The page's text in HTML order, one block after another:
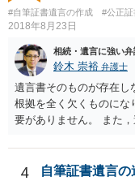
#自筆証書遺言の作成 #公正
2018年8月23日
相続・遺言に強い弁
鈴木 崇裕 弁護士
遺言書そのものが存在し
根拠を全く欠くものにな
要がありません。 また
ご回答にもありますが，
方に対して， ・相続に
4 自筆証書遺言